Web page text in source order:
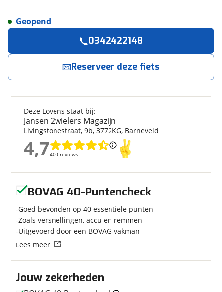
Explorer S75+ 545WH
Modeljaar
2024
Framehoogte
50 cm
Nieuw of occasion
Nieuw
Transmissie
Naaf
Framemateriaal
Aluminium
Kleur
Groen
Fabriekskleur
Moss Green / Bruine Kit
Type remsysteem voor
Merk remsysteem voor
TEKTRO
Type primair remsysteem
Deze Lovens staat bij:
Jansen 2wielers Magazijn
Livingstonestraat, 9b, 3772KG, Barneveld
4,7400 reviews
4,7
Geopend
0342422148
Reserveer deze fiets
Reserveernu!
Jansen 2wielers Magazijn neemt snel contact
Naam
E-mailadres
Telefoonnummer (optioneel)
Vraag mijn reservering aan
goed mogelijk bij de aanbieder te brengen. Lees hier meer
Jouw zekerheden
BOVAG 40-Puntencheck
Goed bevonden op 40 essentiële punten
Zoals versnellingen, accu en remmen
Uitgevoerd door een BOVAG-vakman
Lees meer